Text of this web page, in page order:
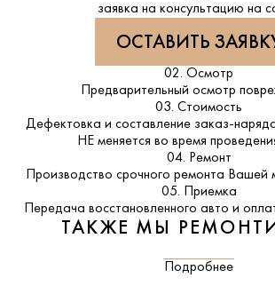
заявка на консультацию на
ОСТАВИТЬ
02. Осмотр
Предварительный осмотр
03. Стоимость
Дефектовка и составление заказ-
НЕ меняется во время
04. Ремонт
Производство срочного ремонта Вашей
05. Приемка
Передача восстановленного авто и
ТАКЖЕ МЫ
Подробнее